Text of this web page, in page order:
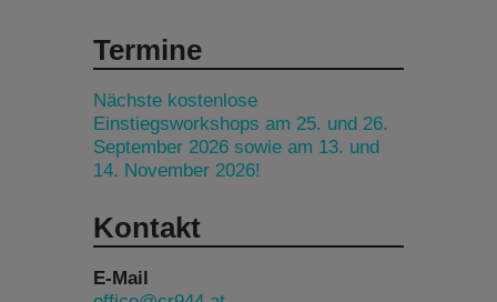
Termine
Nächste kostenlose
Einstiegsworkshops am 25. und 26.
September 2026 sowie am 13. und
14. November 2026!
Kontakt
E-Mail